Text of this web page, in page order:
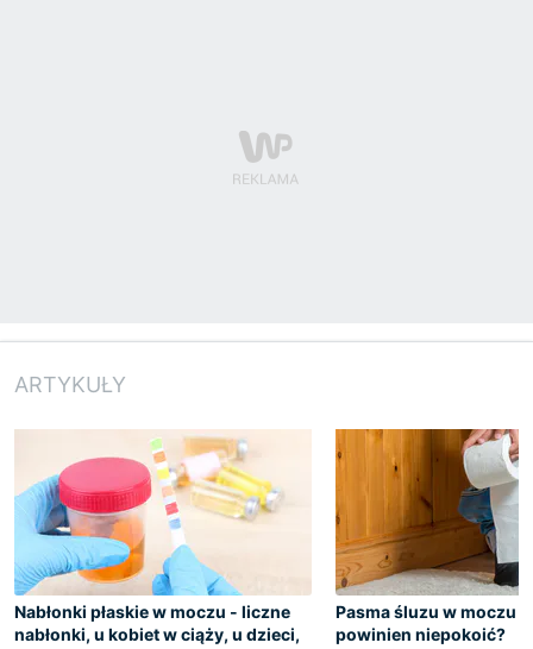
ARTYKUŁY
Nabłonki płaskie w moczu - liczne
nabłonki, u kobiet w ciąży, u dzieci,
Pasma śluzu w moczu -
powinien niepokoić?